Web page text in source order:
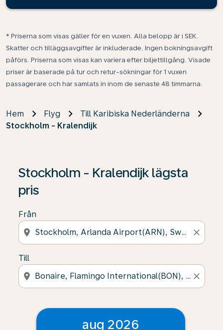
* Priserna som visas gäller för en vuxen. Alla belopp är i SEK.
Skatter och tilläggsavgifter är inkluderade. Ingen bokningsavgift
påförs. Priserna som visas kan variera efter biljettillgång. Visade
priser är baserade på tur och retur-sökningar för 1 vuxen
passagerare och har samlats in inom de senaste 48 timmarna.
Hem Flyg
Till Karibiska Nederländerna
Stockholm - Kralendijk
Stockholm - Kralendijk lägsta
pris
Från
location_on close
Till
location_on close
aug 2026